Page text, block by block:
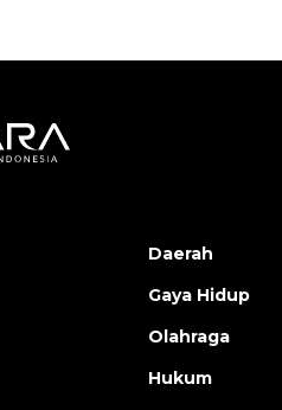
Daerah
Gaya Hidup
Olahraga
Hukum